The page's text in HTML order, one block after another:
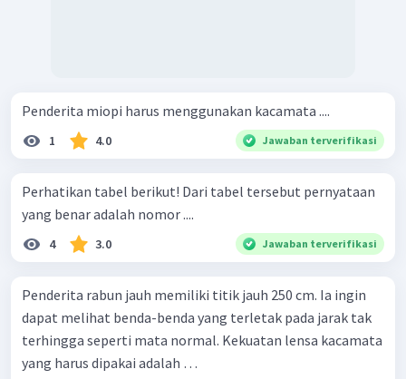
Penderita miopi harus menggunakan kacamata ....
1 4.0 Jawaban terverifikasi
Perhatikan tabel berikut! Dari tabel tersebut pernyataan
yang benar adalah nomor ....
4 3.0 Jawaban terverifikasi
Penderita rabun jauh memiliki titik jauh 250 cm. Ia ingin
dapat melihat benda-benda yang terletak pada jarak tak
terhingga seperti mata normal. Kekuatan lensa kacamata
yang harus dipakai adalah …